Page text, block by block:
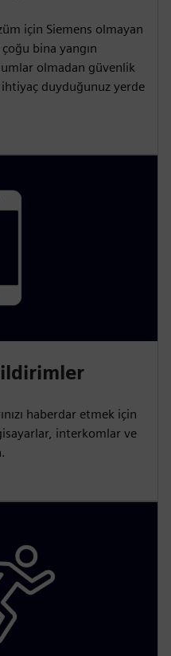
için Siemens olmayan
bina yangın
olmadan güvenlik
duyduğunuz yerde
haberdar etmek için
interkomlar ve